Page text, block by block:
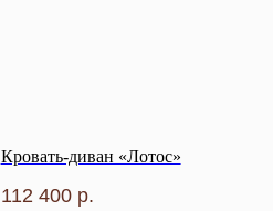
Кровать-диван «Лотос»
112 400 р.